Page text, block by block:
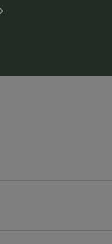
bei einem